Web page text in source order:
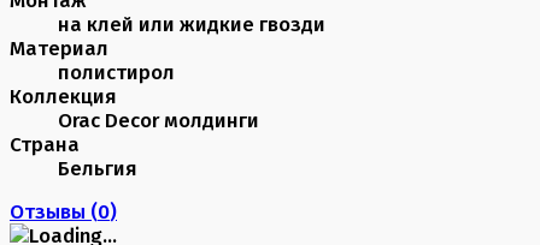
на клей или жидкие гвозди
Материал
полистирол
Коллекция
Orac Decor молдинги
Страна
Бельгия
Отзывы (0)